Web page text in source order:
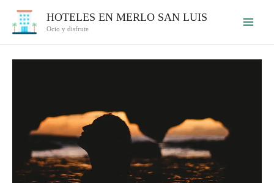
HOTELES EN MERLO SAN LUIS
Ocio y disfrute